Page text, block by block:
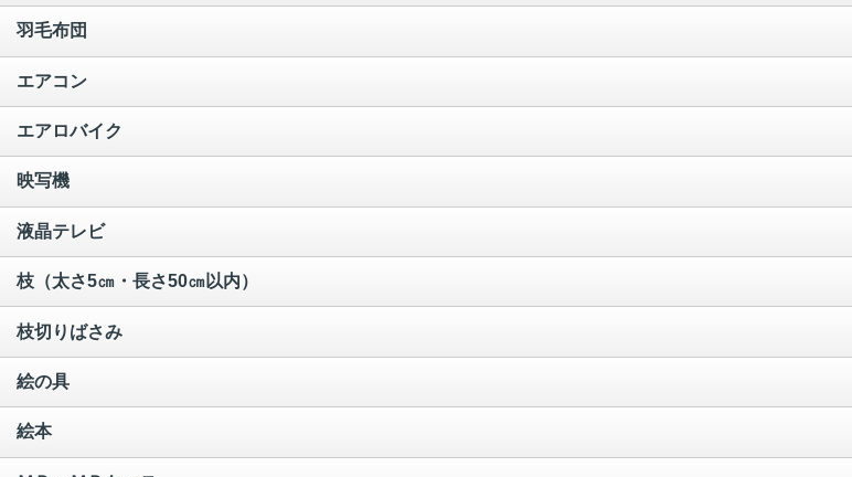
羽毛布団
エアコン
エアロバイク
映写機
液晶テレビ
枝（太さ5㎝・長さ50㎝以内）
枝切りばさみ
絵の具
絵本